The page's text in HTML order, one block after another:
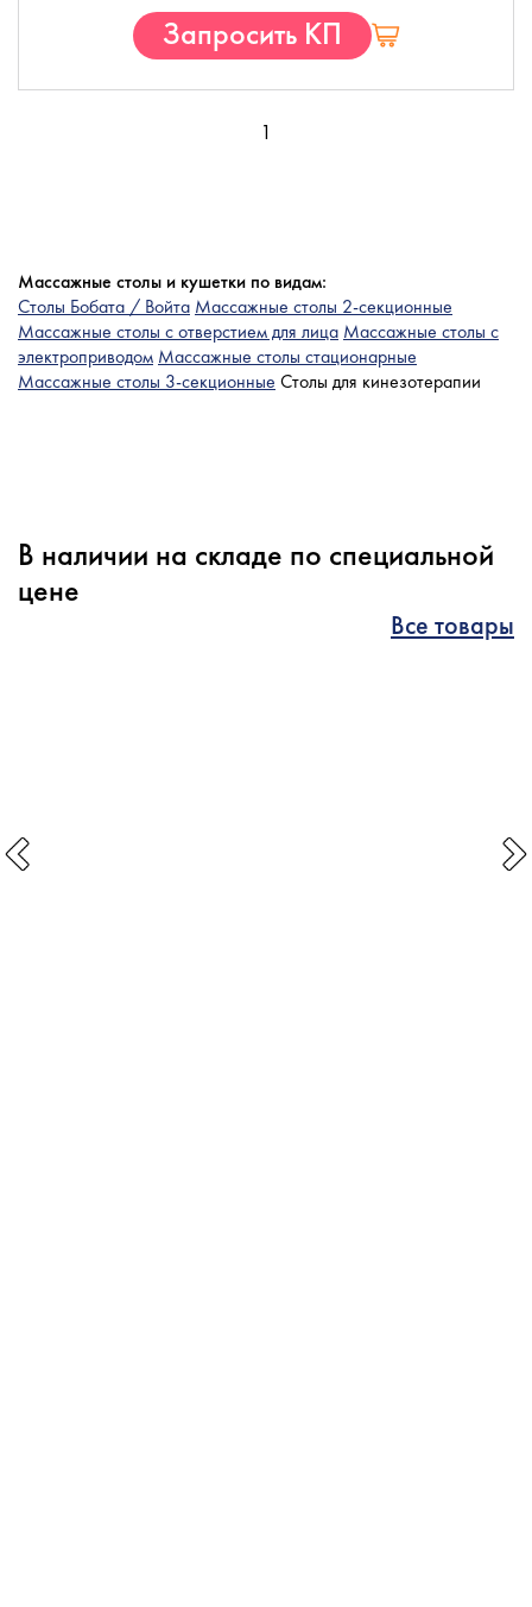
Запросить КП
1
Массажные столы и кушетки по видам:
Столы Бобата / Войта Массажные столы 2-секционные
Массажные столы с отверстием для лица Массажные столы с
электроприводом Массажные столы стационарные
Массажные столы 3-секционные Столы для кинезотерапии
В наличии на складе по специальной
цене
Все товары